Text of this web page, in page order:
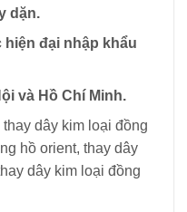
dặn.
hiện đại nhập khẩu
và Hồ Chí Minh.
dây kim loại đồng
hồ orient, thay dây
dây kim loại đồng